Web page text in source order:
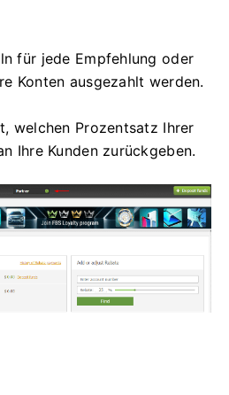
für jede Empfehlung oder
Konten ausgezahlt werden.
welchen Prozentsatz Ihrer
Ihre Kunden zurückgeben.